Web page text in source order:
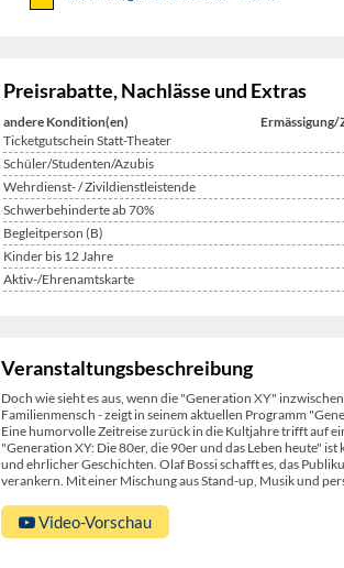
Preisrabatte, Nachlässe und Extras
andere Kondition(en)
Ermässigung/
Ticketgutschein Statt-Theater
Schüler/Studenten/Azubis
Wehrdienst- / Zivildienstleistende
Schwerbehinderte ab 70%
Begleitperson (B)
Kinder bis 12 Jahre
Aktiv-/Ehrenamtskarte
Veranstaltungsbeschreibung
Doch wie sieht es aus, wenn die "Generation XY"
Familienmensch - zeigt in seinem aktuellen Programm
Eine humorvolle Zeitreise zurück in die Kultjahre trifft auf
"Generation XY: Die 80er, die 90er und das Leben heute"
und ehrlicher Geschichten. Olaf Bossi schafft es, das
verankern. Mit einer Mischung aus Stand-up, Musik und
Video-Vorschau